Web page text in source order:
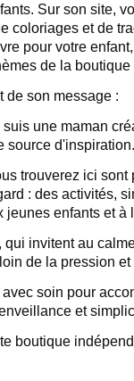
Sur son site,
coloriages et de
pour votre
de la
de son message :
une maman
source d'inspiration.
trouverez ici sont
: des activités,
jeunes enfants et à
invitent au
de la pression
soin pour
et
boutique